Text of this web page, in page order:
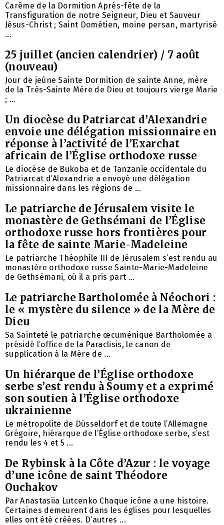
Carême de la Dormition Après-fête de la
Transfiguration de notre Seigneur, Dieu et Sauveur
Jésus-Christ ; Saint Dométien, moine persan, martyrisé
...
25 juillet (ancien calendrier) / 7 août
(nouveau)
Jour de jeûne Sainte Dormition de sainte Anne, mère
de la Très-Sainte Mère de Dieu et toujours vierge Marie
; ...
Un diocèse du Patriarcat d’Alexandrie
envoie une délégation missionnaire en
réponse à l’activité de l’Exarchat
africain de l’Église orthodoxe russe
Le diocèse de Bukoba et de Tanzanie occidentale du
Patriarcat d’Alexandrie a envoyé une délégation
missionnaire dans les régions de ...
Le patriarche de Jérusalem visite le
monastère de Gethsémani de l’Église
orthodoxe russe hors frontières pour
la fête de sainte Marie-Madeleine
Le patriarche Théophile III de Jérusalem s’est rendu au
monastère orthodoxe russe Sainte-Marie-Madeleine
de Gethsémani, où il a pris part ...
Le patriarche Bartholomée à Néochori :
le « mystère du silence » de la Mère de
Dieu
Sa Sainteté le patriarche œcuménique Bartholomée a
présidé l’office de la Paraclisis, le canon de
supplication à la Mère de ...
Un hiérarque de l’Église orthodoxe
serbe s’est rendu à Soumy et a exprimé
son soutien à l’Église orthodoxe
ukrainienne
Le métropolite de Düsseldorf et de toute l’Allemagne
Grégoire, hiérarque de l’Église orthodoxe serbe, s’est
rendu les 4 et 5 ...
De Rybinsk à la Côte d’Azur : le voyage
d’une icône de saint Théodore
Ouchakov
Par Anastasiia Lutcenko Chaque icône a une histoire.
Certaines demeurent dans les églises pour lesquelles
elles ont été créées. D’autres ...